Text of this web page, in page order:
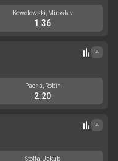
Kowolowski, Miroslav
1.36
+
Pacha, Robin
2.20
+
Stolfa, Jakub